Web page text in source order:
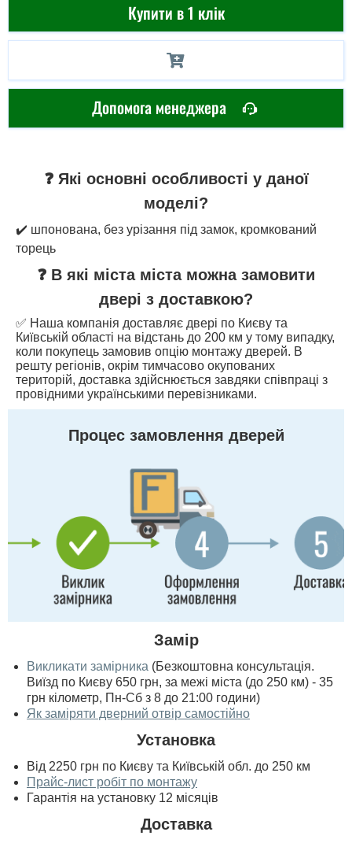
Купити в 1 клік
Допомога менеджера
❓ Які основні особливості у даної
моделі?
✔️ шпонована, без урізання під замок, кромкований
торець
❓ В які міста міста можна замовити
двері з доставкою?
✅ Наша компанія доставляє двері по Києву та
Київській області на відстань до 200 км у тому випадку,
коли покупець замовив опцію монтажу дверей. В
решту регіонів, окрім тимчасово окупованих
територій, доставка здійснюється завдяки співпраці з
провідними українськими перевізниками.
Процес замовлення дверей
Замір
Викликати замірника (Безкоштовна консультація.
Виїзд по Києву 650 грн, за межі міста (до 250 км) - 35
грн кілометр, Пн-Сб з 8 до 21:00 години)
Як заміряти дверний отвір самостійно
Установка
Від 2250 грн по Києву та Київській обл. до 250 км
Прайс-лист робіт по монтажу
Гарантія на установку 12 місяців
Доставка